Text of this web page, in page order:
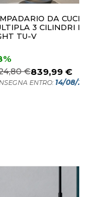
DA
3 CILINDRI
TU-V
€839,99 €
ENTRO: 14/08/